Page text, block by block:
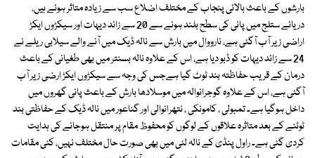
بارشوں کے باعث بالائی پنجاب کے مختلف اضلاع سب سے زیادہ متاثر ہوئے ہیں،
دریائے ستلج میں پانی کی سطح بلند ہونے سے 20 سے زائد دیہات اور سیکڑوں ایکڑ
اراضی زیر آب آگئی ہے، نارووال میں بارش سے نالہ ڈیک میں آنے والے سیلابی ریلے نے
24 سے زائد دیہات کو ڈبو دیا ہے، اس کے علاوہ نالہ بسنتر میں بھی طغیانی کے باعث
درمان کے قریب حفاظتہ بند ٹوٹ گیا ہےجس کی وجہ سے سیکڑوں ایکڑ ارضی زیر آب
آگئی ہے، اس کے علاوہ گوجرانوالہ میں موسلادھا بارش کے باعث پانی گھروں میں
داخل ہوگیا ہے۔ تمبولی ، کامونکی ، نتھرانوالی اور گناعور میں نالہ ڈیک کے حفاظتی بند
ٹوٹنے کے بعد متاثرہ علاقوں کے لوگوں کو محفوظ مقام پر منتقل ہوجانے کی ہدایت
کردی گئی ہے۔ راول پنڈی کے نالہ لئی میں بھی صورت حال مختلف نہیں، کئی مقامات